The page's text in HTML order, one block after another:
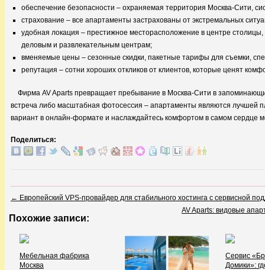
обеспечение безопасности – охраняемая территория Москва-Сити,
страхование – все апартаменты застрахованы от экстремальных
удобная локация – престижное месторасположение в центре
деловым и развлекательным центрам;
вменяемые цены – сезонные скидки, пакетные тарифы для съемки,
репутация – сотни хороших откликов от клиентов, которые ценят
Фирма AV Aparts превращает пребывание в Москва-Сити в
встреча либо масштабная фотосессия – апартаменты являются лучшей
вариант в онлайн-формате и наслаждайтесь комфортом в самом сердце
Поделиться:
← Европейский VPS-провайдер для стабильного хостинга с сервисной
AV Aparts: видовые
Похожие записи:
Мебельная фабрика
Москва
Сервис
Домики»: